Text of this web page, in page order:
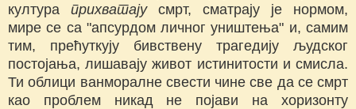
култура прихватајусмрт, сматрају је нормом,
мире се са "апсурдом личног уништења" и, самим
тим, прећуткују бивствену трагедију људског
постојања, лишавају живот истинитости и смисла.
Ти облици ванморалне свести чине све да се смрт
као проблем никад не појави на хоризонту